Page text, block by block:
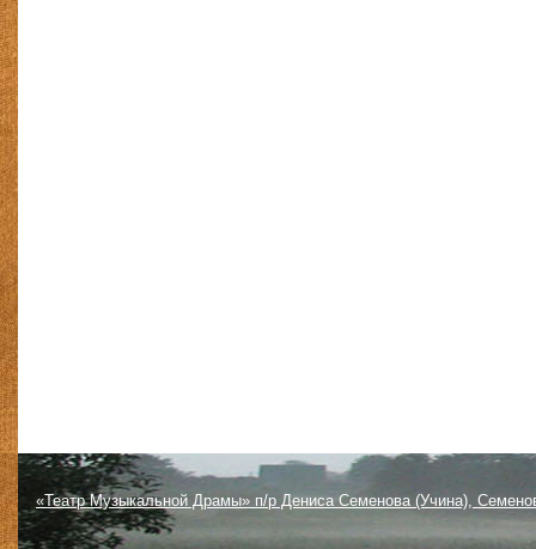
«Театр Музыкальной Драмы» п/р Дениса Семенова (Учина),